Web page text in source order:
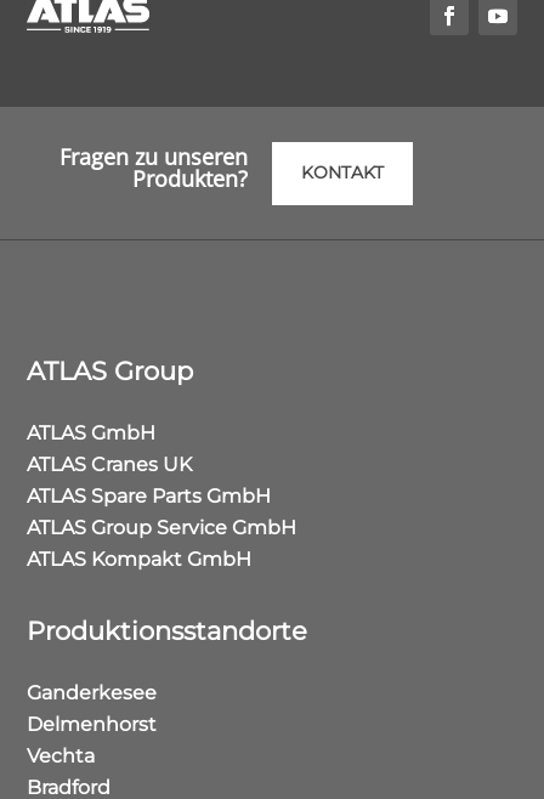
Fragen zu unseren
Produkten? KONTAKT
ATLAS Group
ATLAS GmbH
ATLAS Cranes UK
ATLAS Spare Parts GmbH
ATLAS Group Service GmbH
ATLAS Kompakt GmbH
Produktionsstandorte
Ganderkesee
Delmenhorst
Vechta
Bradford